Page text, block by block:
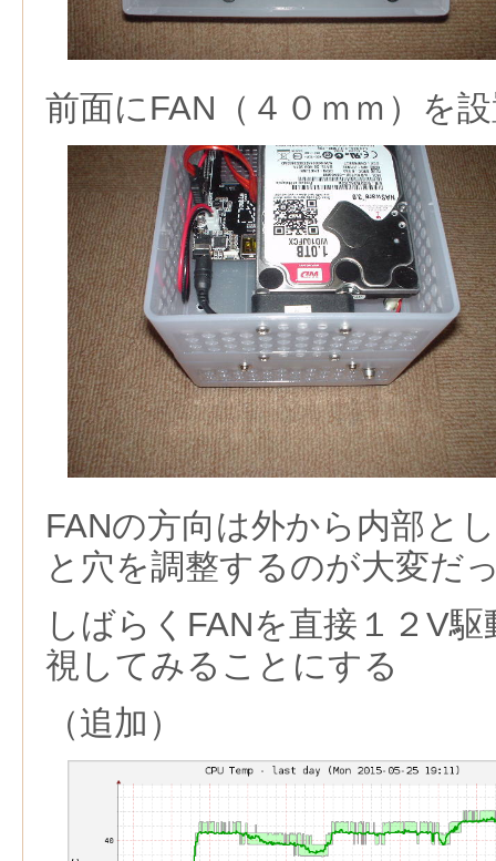
前面にFAN（４０ｍｍ）を
FANの方向は外から内部と
と穴を調整するのが大変だ
しばらくFANを直接１２V
視してみることにする
（追加）